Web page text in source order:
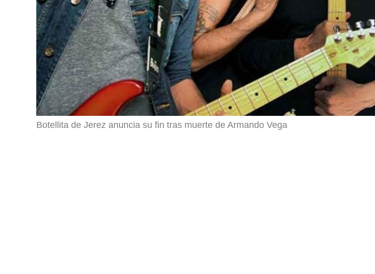
Botellita de Jerez anuncia su fin tras muerte de Armando Vega